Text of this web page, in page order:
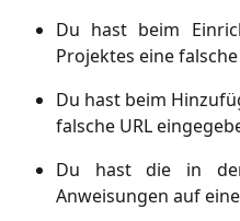
Du hast beim
Projektes eine
Du hast beim
falsche URL
Du hast die in der
Anweisungen auf